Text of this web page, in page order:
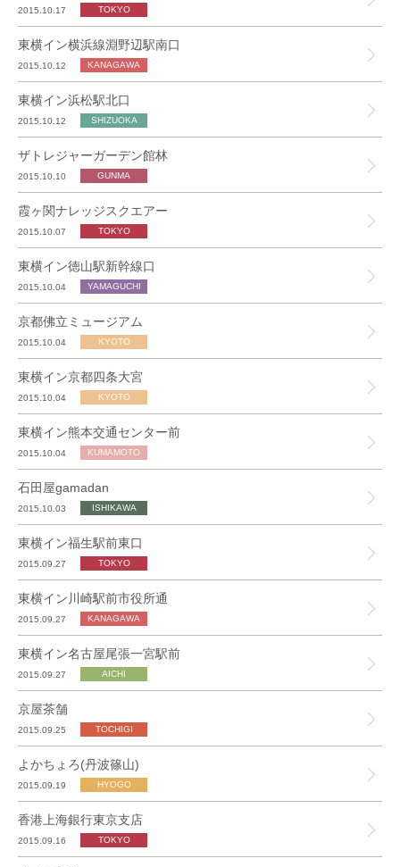
2015.10.17
東横イン横浜線淵野辺駅南口
2015.10.12
東横イン浜松駅北口
2015.10.12
ザトレジャーガーデン館林
2015.10.10
霞ヶ関ナレッジスクエアー
2015.10.07
東横イン徳山駅新幹線口
2015.10.04
京都佛立ミュージアム
2015.10.04
東横イン京都四条大宮
2015.10.04
東横イン熊本交通センター前
2015.10.04
石田屋gamadan
2015.10.03
東横イン福生駅前東口
2015.09.27
東横イン川崎駅前市役所通
2015.09.27
東横イン名古屋尾張一宮駅前
2015.09.27
京屋茶舗
2015.09.25
よかちょろ(丹波篠山)
2015.09.19
香港上海銀行東京支店
2015.09.16